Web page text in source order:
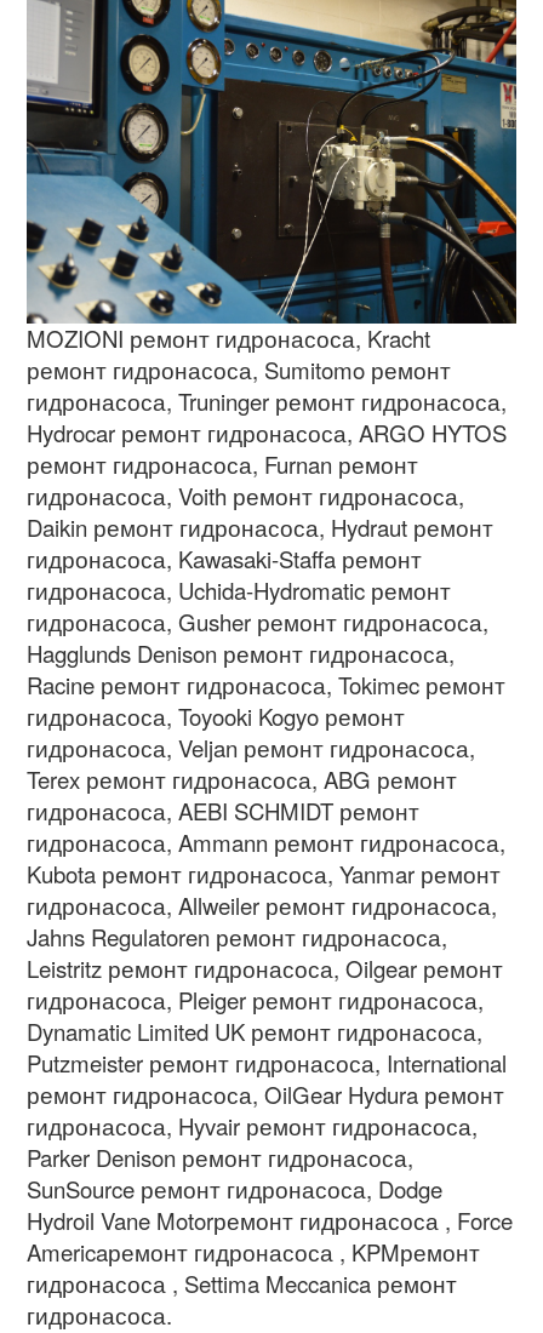
MOZIONI ремонт гидронасоса, Kracht
ремонт гидронасоса, Sumitomo ремонт
гидронасоса, Truninger ремонт гидронасоса,
Hydrocar ремонт гидронасоса, ARGO HYTOS
ремонт гидронасоса, Furnan ремонт
гидронасоса, Voith ремонт гидронасоса,
Daikin ремонт гидронасоса, Hydraut ремонт
гидронасоса, Kawasaki-Staffa ремонт
гидронасоса, Uchida-Hydromatic ремонт
гидронасоса, Gusher ремонт гидронасоса,
Hagglunds Denison ремонт гидронасоса,
Racine ремонт гидронасоса, Tokimec ремонт
гидронасоса, Toyooki Kogyo ремонт
гидронасоса, Veljan ремонт гидронасоса,
Terex ремонт гидронасоса, ABG ремонт
гидронасоса, AEBI SCHMIDT ремонт
гидронасоса, Ammann ремонт гидронасоса,
Kubota ремонт гидронасоса, Yanmar ремонт
гидронасоса, Allweiler ремонт гидронасоса,
Jahns Regulatoren ремонт гидронасоса,
Leistritz ремонт гидронасоса, Oilgear ремонт
гидронасоса, Pleiger ремонт гидронасоса,
Dynamatic Limited UK ремонт гидронасоса,
Putzmeister ремонт гидронасоса, International
ремонт гидронасоса, OilGear Hydura ремонт
гидронасоса, Hyvair ремонт гидронасоса,
Parker Denison ремонт гидронасоса,
SunSource ремонт гидронасоса, Dodge
Hydroil Vane Motorремонт гидронасоса , Force
Americaремонт гидронасоса , KPMремонт
гидронасоса , Settima Meccanica ремонт
гидронасоса.